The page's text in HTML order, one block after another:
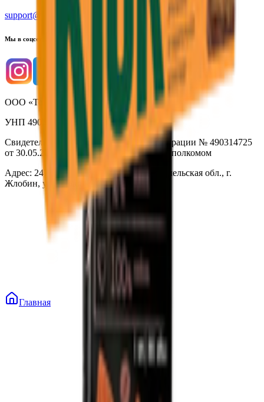
support@yoda.by
Мы в соцсетях
ООО «Торговая сеть «Продмир»
УНП 490314725
Свидетельство о государственной регистрации № 490314725
от 30.05.2003г выдано Гомельским облисполкомом
Адрес: 247210, Республика Беларусь, Гомельская обл., г.
Жлобин, ул. Козлова 2-А
Главная